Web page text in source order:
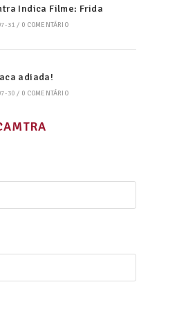
Indica Filme: Frida
31 / 0 COMENTÁRIO
adiada!
30 / 0 COMENTÁRIO